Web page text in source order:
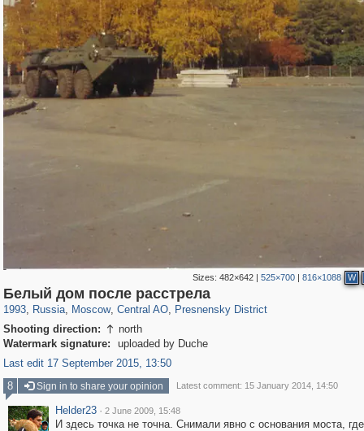
Sizes:482×642 |525×700 |816×1088 W
Белый дом после расстрела
1993, Russia
1,407,206 29,248
, Moscow
319,878 8,286
, Central AO
160,021 5,916
, Presnensky District
13,345
Shooting direction:  north
Watermark signature:
uploaded by Duche
Last edit 17 September 2015, 13:50
8
Sign in to share your opinion Latest comment: 15 January 2014, 14:50
Helder23 · 2 June 2009, 15:48
И здесь точка не точна. Снимали явно с основания моста, где